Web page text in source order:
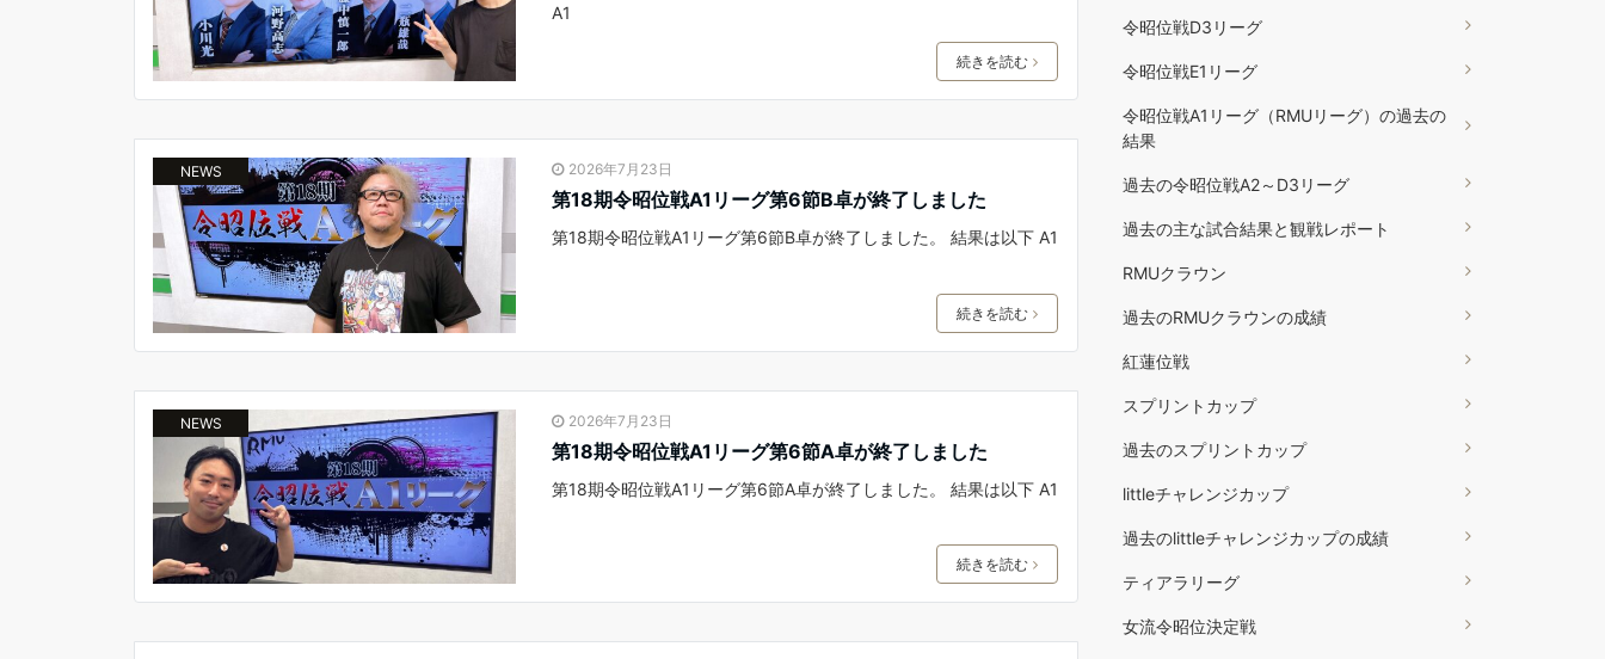
A1
続きを読む
NEWS 2026年7月23日
第18期令昭位戦A1リーグ第6節B卓が終了しました
第18期令昭位戦A1リーグ第6節B卓が終了しました。 結果は以下 A1
続きを読む
NEWS 2026年7月23日
第18期令昭位戦A1リーグ第6節A卓が終了しました
第18期令昭位戦A1リーグ第6節A卓が終了しました。 結果は以下 A1
続きを読む
令昭位戦D3リーグ
令昭位戦E1リーグ
令昭位戦A1リーグ（RMUリーグ）の過去の
結果
過去の令昭位戦A2～D3リーグ
過去の主な試合結果と観戦レポート
RMUクラウン
過去のRMUクラウンの成績
紅蓮位戦
スプリントカップ
過去のスプリントカップ
littleチャレンジカップ
過去のlittleチャレンジカップの成績
ティアラリーグ
女流令昭位決定戦